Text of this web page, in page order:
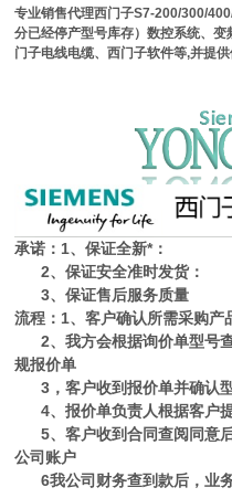
专业销售代理西门子S7-200/300/
分已经停产型号库存）数控系统、
门子电线电缆、西门子软件等,并提
承诺：1、保证全新*：
2、保证安全准时发货：
3、保证售后服务质量
流程：1、客户确认所需采购产
2、我方会根据询价单型号
规报价单
3，客户收到报价单并确认
4、报价单负责人根据客户提
5、客户收到合同查阅同意后
公司账户
6我公司财务查到款后，业务